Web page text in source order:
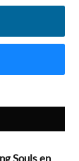
Souls en